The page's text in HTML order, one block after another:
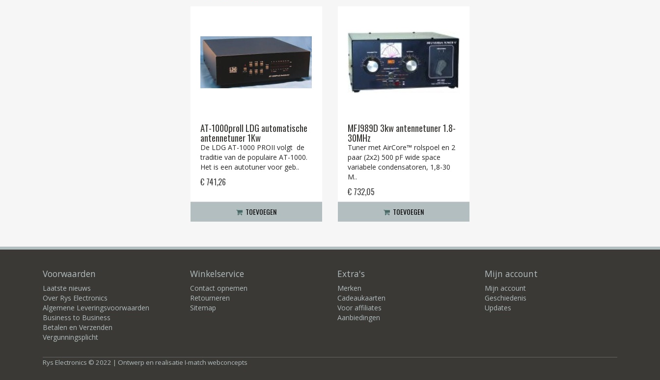
AT-1000proII LDG automatische
antennetuner 1Kw
De LDG AT-1000 PROII volgt de
traditie van de populaire AT-1000.
Het is een autotuner voor geb..
€ 741,26
TOEVOEGEN
MFJ989D 3kw antennetuner 1.8-
30MHz
Tuner met AirCore™ rolspoel en 2
paar (2x2) 500 pF wide space
variabele condensatoren, 1,8-30
M..
€ 732,05
TOEVOEGEN
Voorwaarden
Laatste nieuws
Over Rys Electronics
Algemene Leveringsvoorwaarden
Business to Business
Betalen en Verzenden
Vergunningsplicht
Winkelservice
Contact opnemen
Retourneren
Sitemap
Extra's
Merken
Cadeaukaarten
Voor affiliates
Aanbiedingen
Mijn account
Mijn account
Geschiedenis
Updates
Rys Electronics © 2022 | Ontwerp en realisatie I-match webconcepts